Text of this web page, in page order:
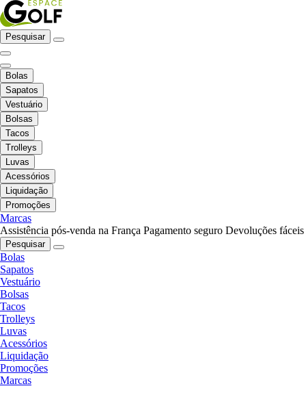
Pesquisar
Bolas
Sapatos
Vestuário
Bolsas
Tacos
Trolleys
Luvas
Acessórios
Liquidação
Promoções
Marcas
Assistência pós-venda na França Pagamento seguro Devoluções fáceis
Pesquisar
Bolas
Sapatos
Vestuário
Bolsas
Tacos
Trolleys
Luvas
Acessórios
Liquidação
Promoções
Marcas